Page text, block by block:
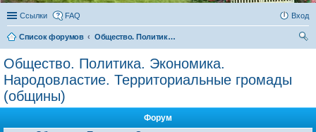
Ссылки FAQ Вход
Список форумов
Общество. Политика. Экономика. Народовластие. Территориальные громады (общины)
Общество. Политика. Экономика.
Народовластие. Территориальные громады
(общины)
Форум